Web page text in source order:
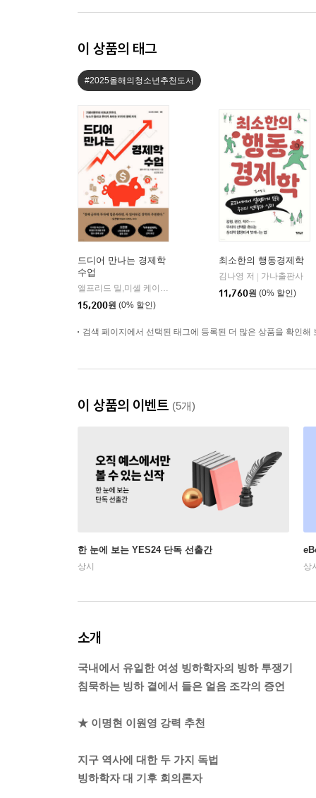
이 상품의 태그
#2025올해의청소년추천도서
드디어 만나는 경제학
수업
| 현대지성
15,200원 (0% 할인)
최소한의 행동경제학
김나영 저 | 가나출판사
11,760원 (0% 할인)
검색 페이지에서 선택된 태그에 등록된 더 많은 상품을 확인해
이 상품의 이벤트 (5개)
한 눈에 보는 YES24 단독 선출간
상시 상
소개
국내에서 유일한 여성 빙하학자의 빙하 투쟁기
침묵하는 빙하 곁에서 들은 얼음 조각의 증언
★ 이명현 이원영 강력 추천
지구 역사에 대한 두 가지 독법
빙하학자 대 기후 회의론자